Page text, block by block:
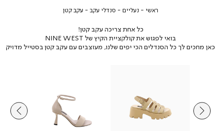
ראשי ראשינעליים נעליים
סנדלי עקב סנדלי
עקב קטן
כל אחת צריכה עקב קטן!
בואי לפגוש את קולקציית הקיץ של NINE WEST
כאן מחכים לך כל הסנדלים הכי יפים שלנו, מעוצבים עם עקב קטן בסטייל מדויק